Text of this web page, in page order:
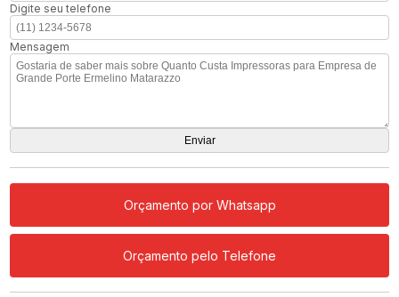
Digite seu telefone
Mensagem
Orçamento por Whatsapp
Orçamento pelo Telefone